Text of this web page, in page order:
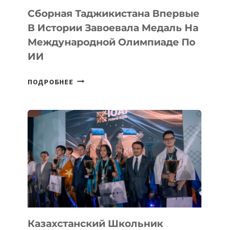
Сборная Таджикистана Впервые
В Истории Завоевала Медаль На
Международной Олимпиаде По
ИИ
ПОДРОБНЕЕ СБОРНАЯ
В
ИСТОРИИ
ЗАВОЕВАЛА
МЕДАЛЬ
НА
МЕЖДУНАРОДНОЙ
ОЛИМПИАДЕ
ПО
Казахстанский Школьник